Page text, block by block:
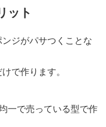
ット
ジがパサつくことな
で作ります。
一で売っている型で作